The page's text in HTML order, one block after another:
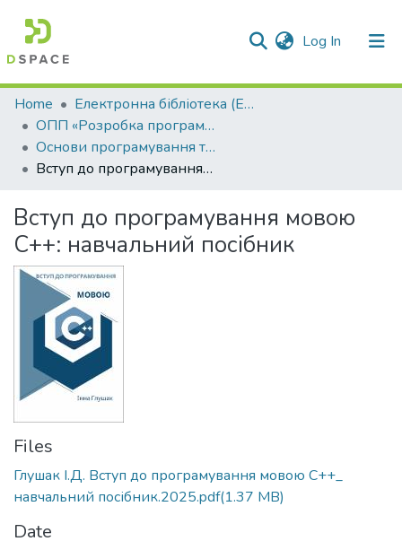
Log In (current)
Communities & Collections
All of DSpace
Statistics
Home
Електронна бібліотека (E-Book)
ОПП «Розробка програмного забезпечення»
Основи програмування та алгоритмічні мови
Вступ до програмування мовою С++: навчальний посібник
Вступ до програмування мовою
С++: навчальний посібник
Files
Глушак І.Д. Вступ до програмування мовою С++_
навчальний посібник.2025.pdf(1.37 MB)
Date